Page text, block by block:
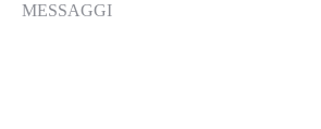
MESSAGGI